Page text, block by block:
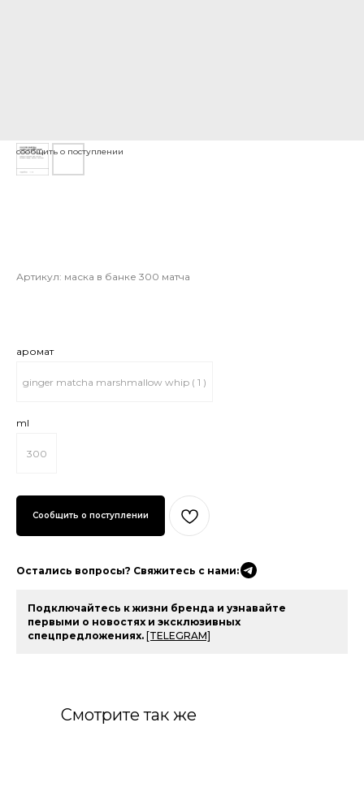
Артикул: маска в банке 300 матча
аромат
ginger matcha marshmallow whip ( 1 )
ml
300
Остались вопросы? Свяжитесь с нами:
Подключайтесь к жизни бренда и узнавайте
первыми о новостях и эксклюзивных
спецпредложениях. [TELEGRAM]
Смотрите так же